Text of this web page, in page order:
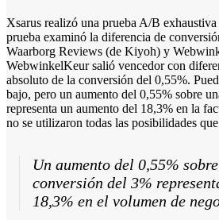
Xsarus realizó una prueba A/B
prueba examinó la diferencia de
Waarborg Reviews (de Kiyoh) y
WebwinkelKeur salió vencedor con
absoluto de la conversión del 0,55%.
bajo, pero un aumento del 0,55% sobre
representa un aumento del 18,3% en la
no se utilizaron todas las posibilidades
Un aumento del 0,55%
conversión del 3%
18,3% en el volumen de